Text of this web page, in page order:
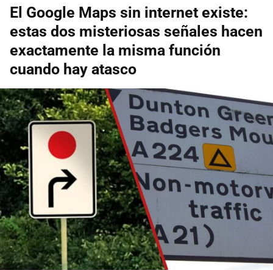
El Google Maps sin internet existe:
estas dos misteriosas señales hacen
exactamente la misma función
cuando hay atasco